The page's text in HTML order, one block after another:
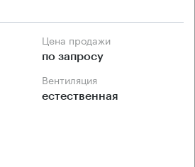
Цена продажи
по запросу
Вентиляция
естественная